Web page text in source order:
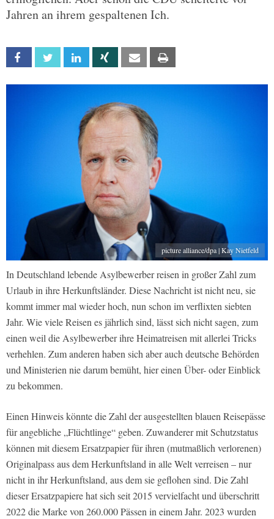
Jahren an ihrem gespaltenen Ich.
Facebook Twitter Linkedin Xing Email
picture alliance/dpa | Kay Nietfeld
In Deutschland lebende Asylbewerber reisen in großer Zahl zum
Urlaub in ihre Herkunftsländer. Diese Nachricht ist nicht neu, sie
kommt immer mal wieder hoch, nun schon im verflixten siebten
Jahr. Wie viele Reisen es jährlich sind, lässt sich nicht sagen, zum
einen weil die Asylbewerber ihre Heimatreisen mit allerlei Tricks
verhehlen. Zum anderen haben sich aber auch deutsche Behörden
und Ministerien nie darum bemüht, hier einen Über- oder Einblick
zu bekommen.
Einen Hinweis könnte die Zahl der ausgestellten blauen Reisepässe
für angebliche „Flüchtlinge“ geben. Zuwanderer mit Schutzstatus
können mit diesem Ersatzpapier für ihren (mutmaßlich verlorenen)
Originalpass aus dem Herkunftsland in alle Welt verreisen – nur
nicht in ihr Herkunftsland, aus dem sie geflohen sind. Die Zahl
dieser Ersatzpapiere hat sich seit 2015 vervielfacht und überschritt
2022 die Marke von 260.000 Pässen in einem Jahr. 2023 wurden